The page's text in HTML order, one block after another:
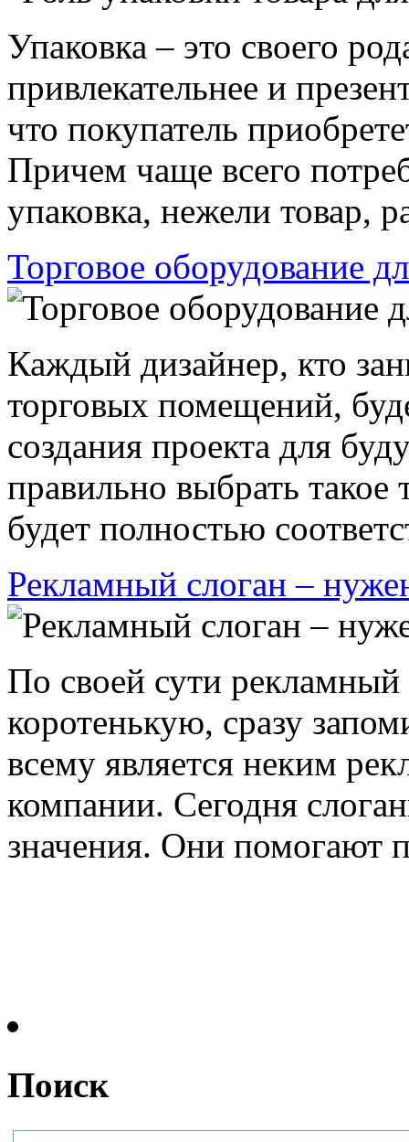
Упаковка – это своего
привлекательнее и
что покупатель
Причем чаще всего
упаковка, нежели товар,
Торговое оборудование
Каждый дизайнер, кто
торговых помещений,
создания проекта для
правильно выбрать такое
будет полностью
Рекламный слоган –
По своей сути рекламный
коротенькую, сразу
всему является неким
компании. Сегодня
значения. Они помогают
Поиск